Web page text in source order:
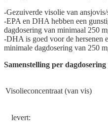
-Gezuiverde visolie van
-EPA en DHA hebben een
dagdosering van minimaal 250
-DHA is goed voor de hersenen
minimale dagdosering van 250
Samenstelling per
Visolieconcentraat (van vis)
levert: